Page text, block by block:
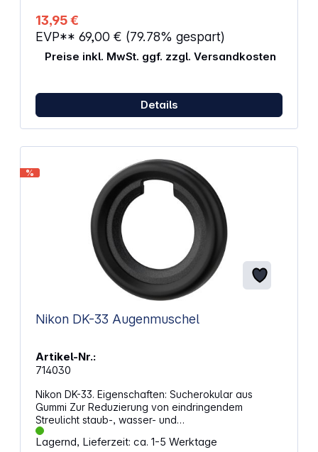
13,95 €
EVP** 69,00 € (79.78% gespart)
Preise inkl. MwSt. ggf. zzgl. Versandkosten
Details
%
Nikon DK-33 Augenmuschel
Artikel-Nr.:
714030
Nikon DK-33. Eigenschaften: Sucherokular aus
Gummi Zur Reduzierung von eindringendem
Streulicht staub-, wasser- und
schmutzabweisende Fluorvergütung Kompatibel
mit Nikon Z 9
Lagernd, Lieferzeit: ca. 1-5 Werktage